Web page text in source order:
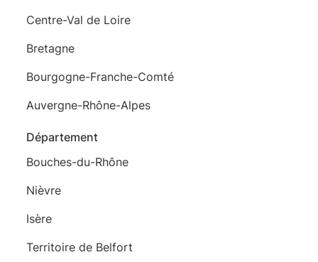
Centre-Val de Loire
Bretagne
Bourgogne-Franche-Comté
Auvergne-Rhône-Alpes
Département
Bouches-du-Rhône
Nièvre
Isère
Territoire de Belfort